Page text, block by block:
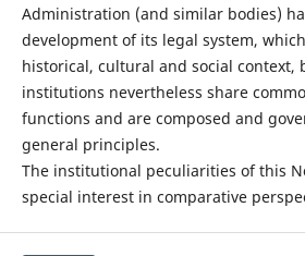
Administration (and similar bodies)
development of its legal system,
historical, cultural and social context,
institutions nevertheless share
functions and are composed and
general principles.
The institutional peculiarities of this
special interest in comparative